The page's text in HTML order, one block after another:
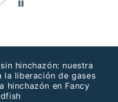
hinchazón: nuestra
la liberación de gases
hinchazón en Fancy